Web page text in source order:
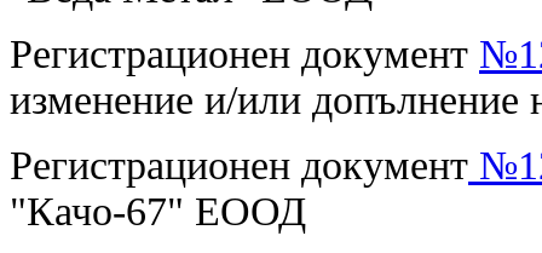
Регистрационен документ
изменение и/или
Регистрационен документ
"Качо-67" ЕООД